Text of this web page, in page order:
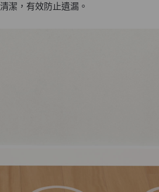
潔，有效防止遺漏。